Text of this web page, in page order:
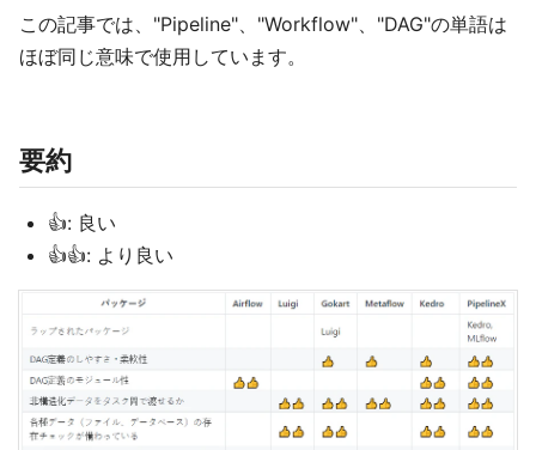
この記事では、"Pipeline"、"Workflow"、"DAG"の単語は
ほぼ同じ意味で使用しています。
要約
👍: 良い
👍👍: より良い